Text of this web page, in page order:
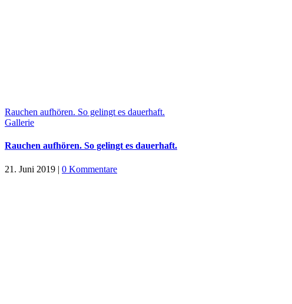
Rauchen aufhören. So gelingt es dauerhaft.
Gallerie
Rauchen aufhören. So gelingt es dauerhaft.
21. Juni 2019 | 0 Kommentare